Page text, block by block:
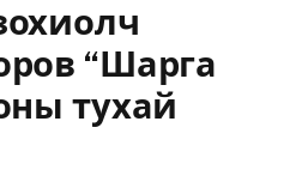
“Шарга
тухай